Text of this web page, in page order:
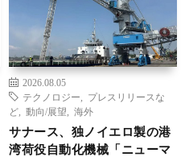
2026.08.05
テクノロジー
プレスリリースな
ど
動向/展望 海外
サナース、独ノイエロ製の港
湾荷役自動化機械「ニューマ